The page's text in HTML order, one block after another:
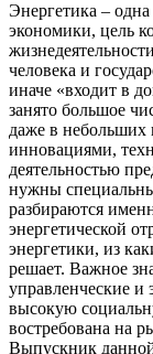
Энергетика –
экономики, цель
человека и
иначе «входит в
занято большое
даже в небольших
инновациями,
деятельностью
нужны
разбираются
энергетической
энергетики, из
решает. Важное
управленческие
высокую
востребована на
Выпускник